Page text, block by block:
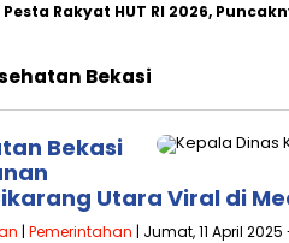
Rakyat HUT RI 2026,
Bekasi
Bekasi
Utara Viral di
| Pemerintahan | Jumat, 11 April